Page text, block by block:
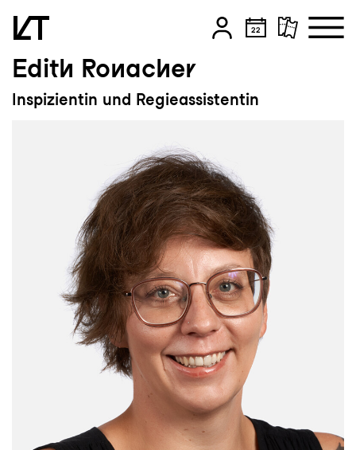
Zum Hauptinhalt springen
Zum Footer springen
Edith Ronacher
Inspizientin und Regieassistentin